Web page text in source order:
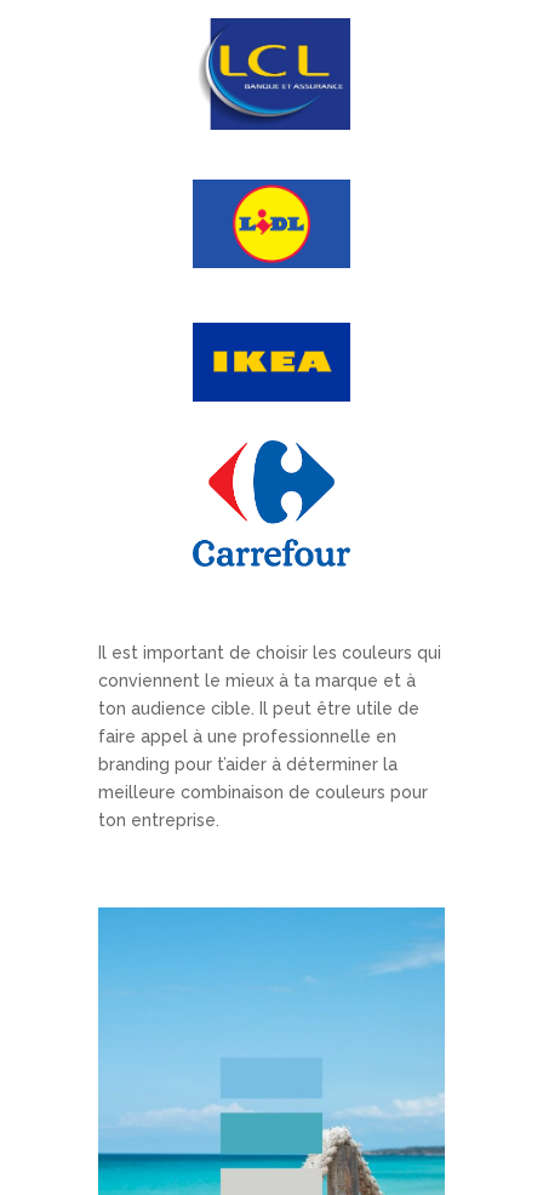
Il est important de choisir les couleurs qui
conviennent le mieux à ta marque et à
ton audience cible. Il peut être utile de
faire appel à une professionnelle en
branding pour t’aider à déterminer la
meilleure combinaison de couleurs pour
ton entreprise.